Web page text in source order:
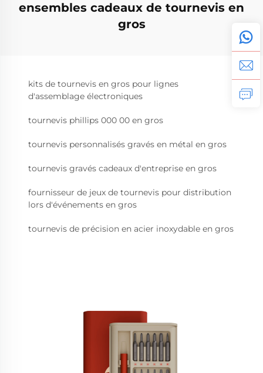
ensembles cadeaux de tournevis en
gros
kits de tournevis en gros pour lignes
d'assemblage électroniques
tournevis phillips 000 00 en gros
tournevis personnalisés gravés en métal en gros
tournevis gravés cadeaux d'entreprise en gros
fournisseur de jeux de tournevis pour distribution
lors d'événements en gros
tournevis de précision en acier inoxydable en gros